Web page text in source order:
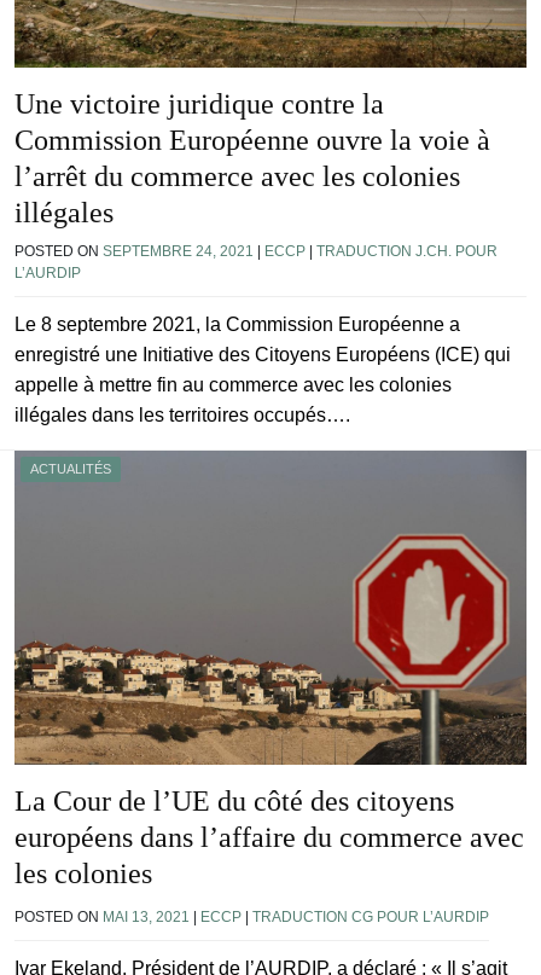
Une victoire juridique contre la
Commission Européenne ouvre la voie à
l’arrêt du commerce avec les colonies
illégales
POSTED ON SEPTEMBRE 24, 2021 ECCP
TRADUCTION J.CH. POUR
L’AURDIP
Le 8 septembre 2021, la Commission Européenne a
enregistré une Initiative des Citoyens Européens (ICE) qui
appelle à mettre fin au commerce avec les colonies
illégales dans les territoires occupés….
ACTUALITÉS
La Cour de l’UE du côté des citoyens
européens dans l’affaire du commerce avec
les colonies
POSTED ON MAI 13, 2021 | ECCP | TRADUCTION CG POUR L’AURDIP
Ivar Ekeland, Président de l’AURDIP, a déclaré : « Il s’agit